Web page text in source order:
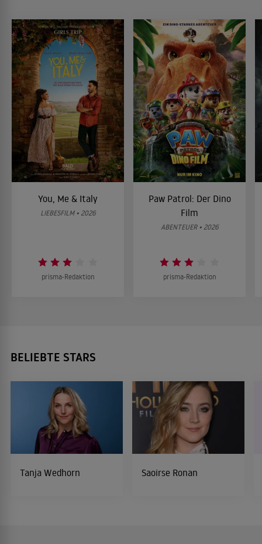
You, Me & Italy
LIEBESFILM • 2026
prisma-Redaktion
Paw Patrol: Der Dino
Film
ABENTEUER • 2026
prisma-Redaktion
BELIEBTE STARS
Tanja Wedhorn Saoirse Ronan